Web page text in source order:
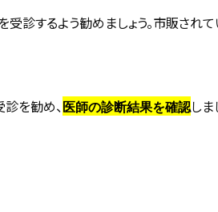
診するよう勧めましょう。市販され
を勧め、 医師の診断結果を確認しま